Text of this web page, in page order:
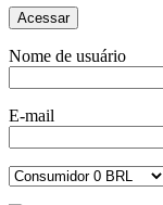
Nome de usuário
E-mail